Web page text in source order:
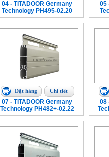
04 - TITADOOR Germany
Technology PH495-02.20
05
Đặt hàng Chi tiết
07 - TITADOOR Germany
Technology PH482+-02.22
08